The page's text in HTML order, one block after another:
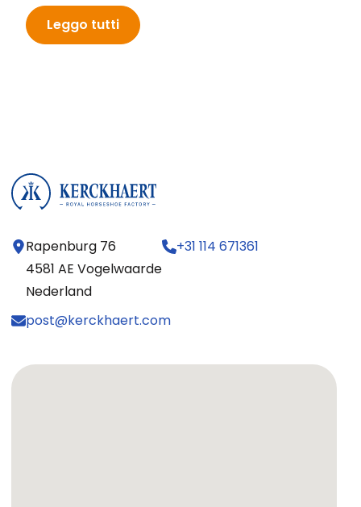
Leggo tutti
Rapenburg 76
4581 AE Vogelwaarde
Nederland
+31 114 671361
post@kerckhaert.com